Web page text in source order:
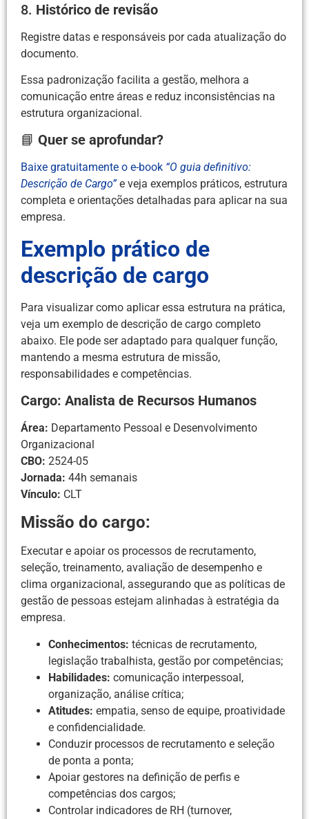
8. Histórico de revisão
Registre datas e responsáveis por cada atualização do
documento.
Essa padronização facilita a gestão, melhora a
comunicação entre áreas e reduz inconsistências na
estrutura organizacional.
📘 Quer se aprofundar?
Baixe gratuitamente o e-book “O guia definitivo:
Descrição de Cargo”e veja exemplos práticos, estrutura
completa e orientações detalhadas para aplicar na sua
empresa.
Exemplo prático de
descrição de cargo
Para visualizar como aplicar essa estrutura na prática,
veja um exemplo de descrição de cargo completo
abaixo. Ele pode ser adaptado para qualquer função,
mantendo a mesma estrutura de missão,
responsabilidades e competências.
Cargo: Analista de Recursos Humanos
Área: Departamento Pessoal e Desenvolvimento
Organizacional
CBO: 2524-05
Jornada: 44h semanais
Vínculo: CLT
Missão do cargo:
Executar e apoiar os processos de recrutamento,
seleção, treinamento, avaliação de desempenho e
clima organizacional, assegurando que as políticas de
gestão de pessoas estejam alinhadas à estratégia da
empresa.
Conhecimentos: técnicas de recrutamento,
legislação trabalhista, gestão por competências;
Habilidades: comunicação interpessoal,
organização, análise crítica;
Atitudes: empatia, senso de equipe, proatividade
e confidencialidade.
Conduzir processos de recrutamento e seleção
de ponta a ponta;
Apoiar gestores na definição de perfis e
competências dos cargos;
Controlar indicadores de RH (turnover,